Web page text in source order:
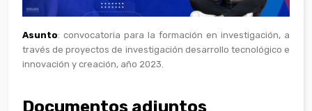
Asunto: convocatoria para la formación en investigación, a
través de proyectos de investigación desarrollo tecnológico e
innovación y creación, año 2023.
Documentos adjuntos